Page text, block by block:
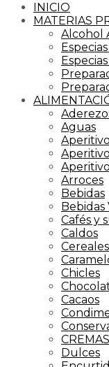
INICIO
MATERIAS
Alcohol
Aguas
Arroces
Bebidas
Cafés y
Caldos
Cereales
Chicles
Cacaos
Dulces